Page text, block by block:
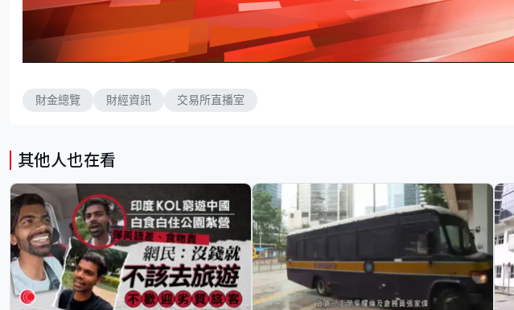
n
e
o
d
:
財金總覽 財經資訊 交易所直播室
其他人也在看